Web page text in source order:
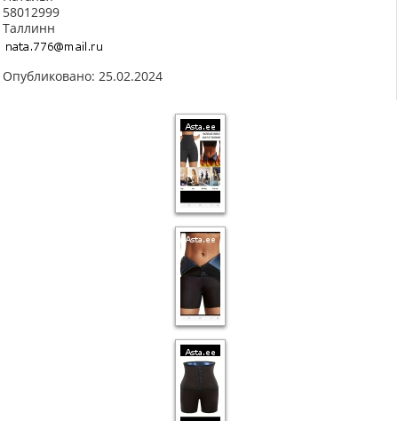
58012999
Таллинн
Опубликовано: 25.02.2024